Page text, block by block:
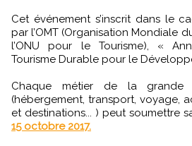
Cet événement s’inscrit dans le
par l’OMT (Organisation Mondiale
l’ONU pour le Tourisme), «
Tourisme Durable pour le
Chaque métier de la grande
(hébergement, transport, voyage,
et destinations... ) peut soumettre
15 octobre 2017.